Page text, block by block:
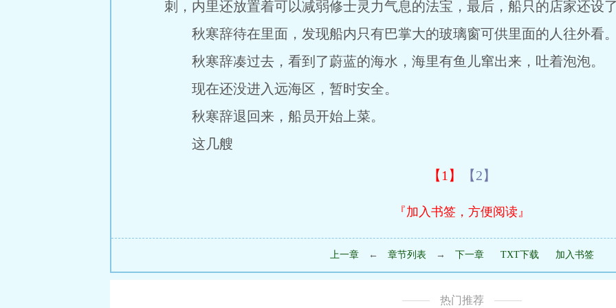
刺，内里还放置着可以减弱修士灵力气息的法宝，最后，船只的店家还设了
秋寒辞待在里面，发现船内只有巴掌大的玻璃窗可供里面的人往外看。
秋寒辞凑过去，看到了蔚蓝的海水，海里有鱼儿窜出来，吐着泡泡。
现在还没进入远海区，暂时安全。
秋寒辞退回来，船员开始上菜。
这几艘
【1】 【2】
『加入书签，方便阅读』
上一章 ← 章节列表 → 下一章 TXT下载 加入书签
热门推荐